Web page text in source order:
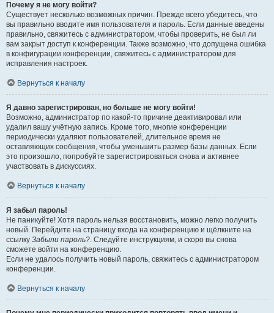
Почему я не могу войти?
Существует несколько возможных причин. Прежде всего убедитесь, что
вы правильно вводите имя пользователя и пароль. Если данные введены
правильно, свяжитесь с администратором, чтобы проверить, не был ли
вам закрыт доступ к конференции. Также возможно, что допущена ошибка
в конфигурации конференции, свяжитесь с администратором для
исправления настроек.
Вернуться к началу
Я давно зарегистрирован, но больше не могу войти!
Возможно, администратор по какой-то причине деактивировал или
удалил вашу учётную запись. Кроме того, многие конференции
периодически удаляют пользователей, длительное время не
оставляющих сообщения, чтобы уменьшить размер базы данных. Если
это произошло, попробуйте зарегистрироваться снова и активнее
участвовать в дискуссиях.
Вернуться к началу
Я забыл пароль!
Не паникуйте! Хотя пароль нельзя восстановить, можно легко получить
новый. Перейдите на страницу входа на конференцию и щёлкните на
ссылку Забыли пароль?. Следуйте инструкциям, и скоро вы снова
сможете войти на конференцию.
Если не удалось получить новый пароль, свяжитесь с администратором
конференции.
Вернуться к началу